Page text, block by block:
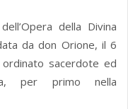
della Divina
da don Orione, il 6
sacerdote ed
per primo nella